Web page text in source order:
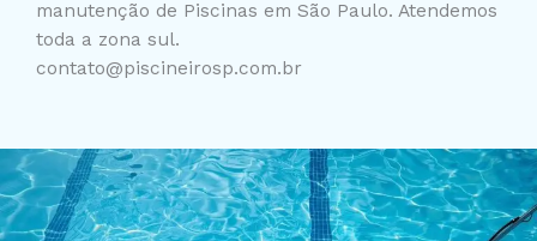
manutenção de Piscinas em São Paulo. Atendemos
toda a zona sul.
contato@piscineirosp.com.br